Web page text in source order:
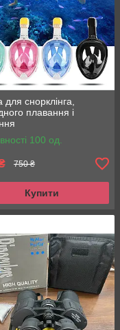
настроєм !
для снорклінга,
плавання і
100 од.
750 ₴
Купити